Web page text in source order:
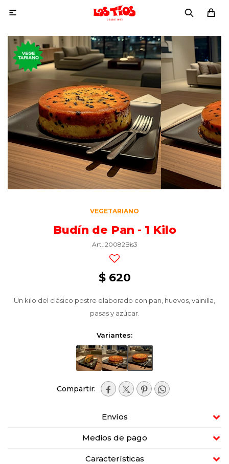

VEGETARIANO
Budín de Pan - 1 Kilo
20082Bis3
$ 620
Un kilo del clásico postre elaborado con pan, huevos, vainilla,
pasas y azúcar.
Variantes:
   
Envíos
Medios de pago
Características